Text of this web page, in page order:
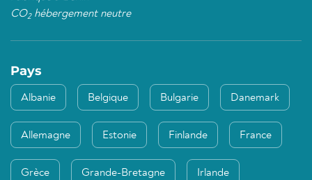
CO2hébergement neutre
Pays
Albanie Belgique Bulgarie Danemark
Allemagne Estonie Finlande France
Grèce Grande-Bretagne Irlande